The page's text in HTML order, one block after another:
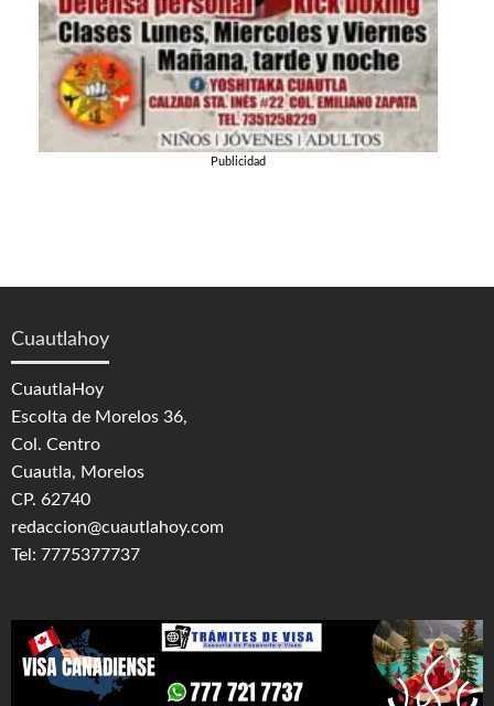
Publicidad
Cuautlahoy
CuautlaHoy
Escolta de Morelos 36,
Col. Centro
Cuautla, Morelos
CP. 62740
redaccion@cuautlahoy.com
Tel: 7775377737